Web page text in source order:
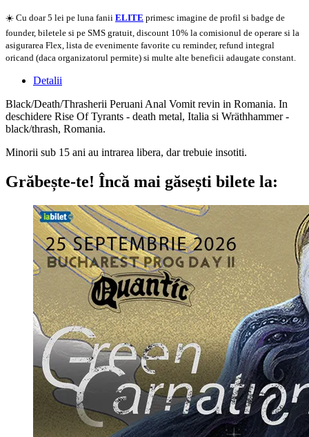
☀️ Cu doar 5 lei pe luna fanii ELITE primesc imagine de profil si badge de
founder, biletele si pe SMS gratuit, discount 10% la comisionul de operare si la
asigurarea Flex, lista de evenimente favorite cu reminder, refund integral
oricand (daca organizatorul permite) si multe alte beneficii adaugate constant.
Detalii
Black/Death/Thrasherii Peruani Anal Vomit revin in Romania. In
deschidere Rise Of Tyrants - death metal, Italia si Wräthhammer -
black/thrash, Romania.
Minorii sub 15 ani au intrarea libera, dar trebuie insotiti.
Grăbește-te! Încă mai găsești bilete la: